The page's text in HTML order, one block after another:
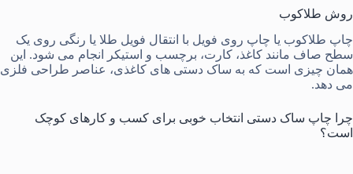
روش طلاکوب
چاپ طلاکوب یا چاپ روی فویل با انتقال فویل طلا یا رنگی روی یک
سطح صاف مانند کاغذ، کارت، برچسب و استیکر انجام می ‌شود. این
همان چیزی است که به ساک دستی های کاغذی، عناصر طراحی فلزی
می‌ دهد.
چرا چاپ ساک دستی انتخاب خوبی برای کسب و کارهای کوچک
است؟